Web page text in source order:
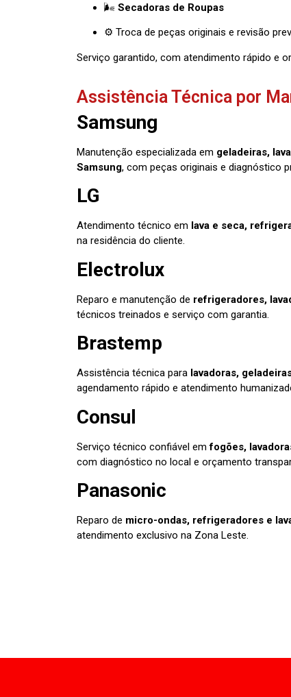
🌬️ Secadoras de Roupas
⚙️ Troca de peças originais e revisão
Serviço garantido, com atendimento rápido e
Assistência Técnica por
Samsung
Manutenção especializada em geladeiras,
Samsung, com peças originais e diagnóstico
LG
Atendimento técnico em lava e seca,
na residência do cliente.
Electrolux
Reparo e manutenção de refrigeradores,
técnicos treinados e serviço com garantia.
Brastemp
Assistência técnica para lavadoras,
agendamento rápido e atendimento
Consul
Serviço técnico confiável emfogões,
com diagnóstico no local e orçamento
Panasonic
Reparo de micro-ondas, refrigeradores e
atendimento exclusivo na Zona Leste.